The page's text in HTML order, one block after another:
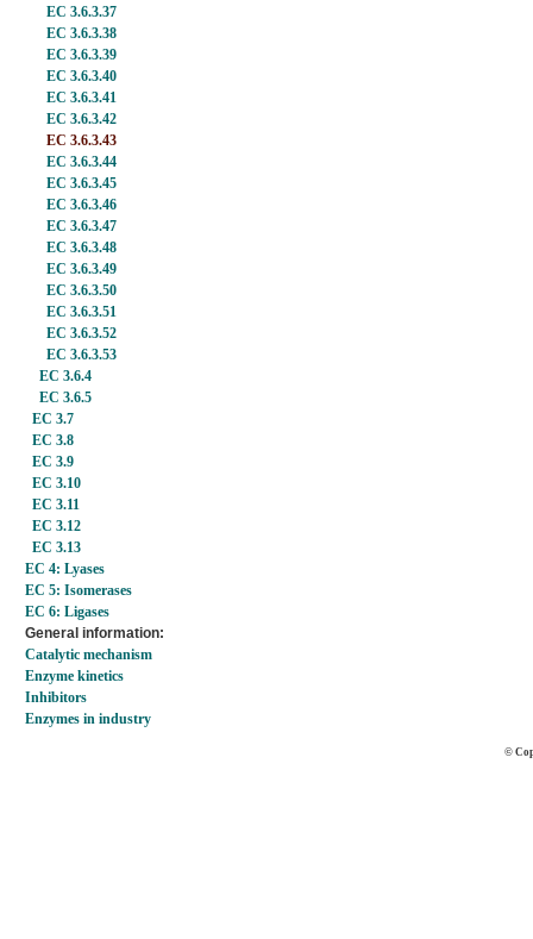
EC 3.6.3.37
EC 3.6.3.38
EC 3.6.3.39
EC 3.6.3.40
EC 3.6.3.41
EC 3.6.3.42
EC 3.6.3.43
EC 3.6.3.44
EC 3.6.3.45
EC 3.6.3.46
EC 3.6.3.47
EC 3.6.3.48
EC 3.6.3.49
EC 3.6.3.50
EC 3.6.3.51
EC 3.6.3.52
EC 3.6.3.53
EC 3.6.4
EC 3.6.5
EC 3.7
EC 3.8
EC 3.9
EC 3.10
EC 3.11
EC 3.12
EC 3.13
EC 4: Lyases
EC 5: Isomerases
EC 6: Ligases
General information:
Catalytic mechanism
Enzyme kinetics
Inhibitors
Enzymes in industry
©